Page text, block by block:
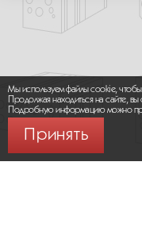
Мы используем файлы cookie, чтобы
Продолжая находиться на сайте, вы
Подробную информацию можно
Принять